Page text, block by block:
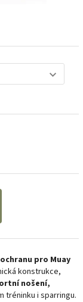
pro Muay
konstrukce,
nošení,
tréninku i sparringu.